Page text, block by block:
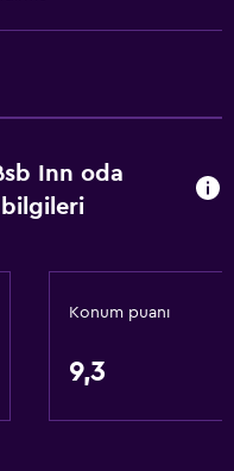
Inn oda
Konum puanı
9,3